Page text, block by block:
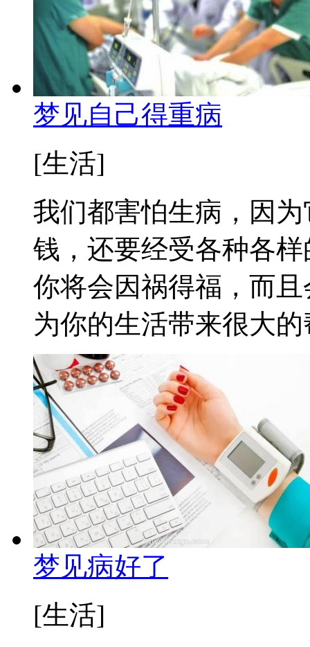
梦见自己得重病
[生活]
我们都害怕生病，因
钱，还要经受各种各
你将会因祸得福，而
为你的生活带来很大
梦见病好了
[生活]